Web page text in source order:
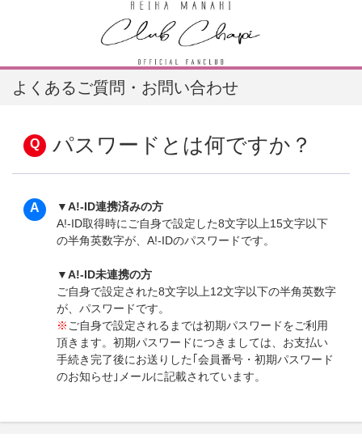
よくあるご質問・お問い合わせ
パスワードとは何ですか？
▼A!-ID連携済みの方
A!-ID取得時にご自身で設定した8文字以上15文字以下
の半角英数字が、A!-IDのパスワードです。
▼A!-ID未連携の方
ご自身で設定された8文字以上12文字以下の半角英数字
が、パスワードです。
※ ご自身で設定されるまでは初期パスワードをご利用
頂きます。初期パスワードにつきましては、お支払い
手続き完了後にお送りした｢会員番号・初期パスワード
のお知らせ｣メールに記載されています。